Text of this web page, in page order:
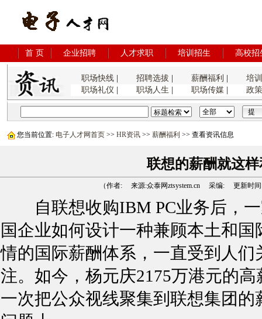
首 页 企业招聘 人才求职 培训招生 高校招
职场快线| 招聘选拔 薪酬福利
培
职场礼仪
职场人生 职场传媒| 政
您当前位置: 电子人才网首页 >> HR资讯 >> 薪酬福利 >> 查看资讯信息
联想的薪酬就这
（作者: 来源:众泰网ztsystem.cn 采编: 更新时间
自联想收购IBM PC业务后，一
国企业如何设计一种兼顾本土和国
情的国际薪酬体系，一直受到人们
注。如今，杨元庆2175万港元的高
一次把公众视线聚集到联想集团的